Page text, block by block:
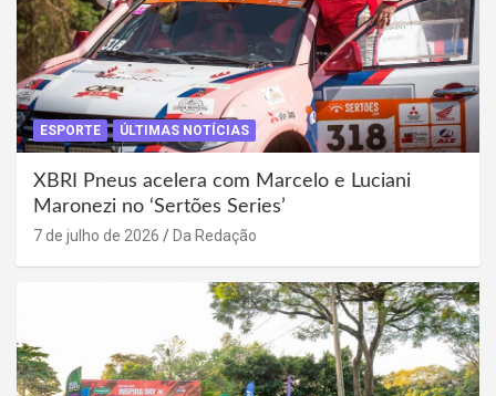
ESPORTE ÚLTIMAS NOTÍCIAS
XBRI Pneus acelera com Marcelo e Luciani
Maronezi no ‘Sertões Series’
7 de julho de 2026 Da Redação